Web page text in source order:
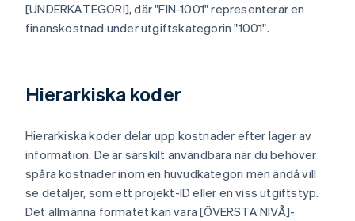
[UNDERKATEGORI], där "FIN-1001" representerar en
finanskostnad under utgiftskategorin "1001".
Hierarkiska koder
Hierarkiska koder delar upp kostnader efter lager av
information. De är särskilt användbara när du behöver
spåra kostnader inom en huvudkategori men ändå vill
se detaljer, som ett projekt-ID eller en viss utgiftstyp.
Det allmänna formatet kan vara [ÖVERSTA NIVÅ]-